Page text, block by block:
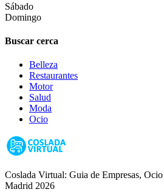
Sábado
Domingo
Buscar cerca
Belleza
Restaurantes
Motor
Salud
Moda
Ocio
Coslada Virtual: Guia de Empresas,
Madrid 2026